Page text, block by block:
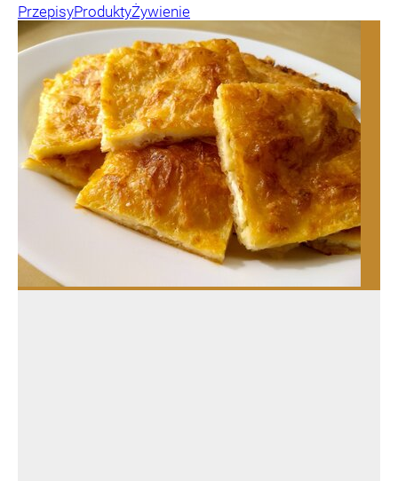
PrzepisyProduktyŻywienie